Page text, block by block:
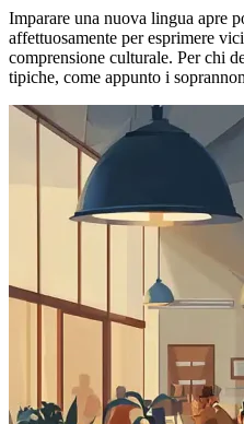
Imparare una nuova lingua apre
affettuosamente per esprimere
comprensione culturale. Per chi
tipiche, come appunto i